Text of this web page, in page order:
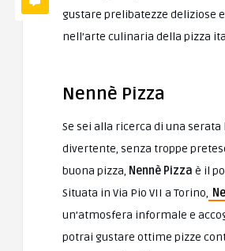
gustare prelibatezze deliziose
nell’arte culinaria della pizza
Nennè Pizza
Se sei alla ricerca di una serata
divertente, senza troppe
buona pizza, Nennè Pizza è il
Situata in Via Pio VII a Torino,
un’atmosfera informale e
potrai gustare ottime pizze